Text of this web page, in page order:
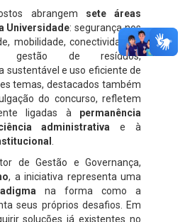
abrangem sete áreas
Universidade: segurança nos
mobilidade, conectividade e
gestão de resíduos,
sustentável e uso eficiente de
temas, destacados também
do concurso, refletem
ligadas à permanência
administrativa e à
.
de Gestão e Governança,
, a iniciativa representa uma
na forma como a
seus próprios desafios. Em
soluções já existentes no